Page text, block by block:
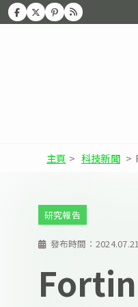
主頁 > 科技新聞 >
發布時間： 2024.07.21
研究報告